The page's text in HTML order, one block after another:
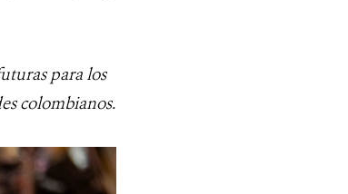
para los
colombianos.